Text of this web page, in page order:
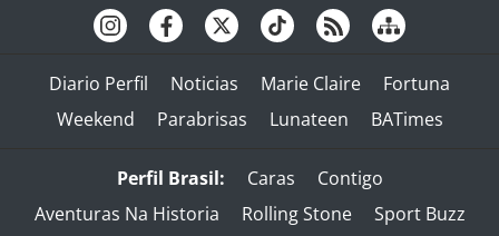
Diario Perfil Noticias Marie Claire
Fortuna
Weekend
Parabrisas Lunateen BATimes
Perfil Brasil: Caras
Contigo
Aventuras Na Historia
Rolling Stone
Sport Buzz